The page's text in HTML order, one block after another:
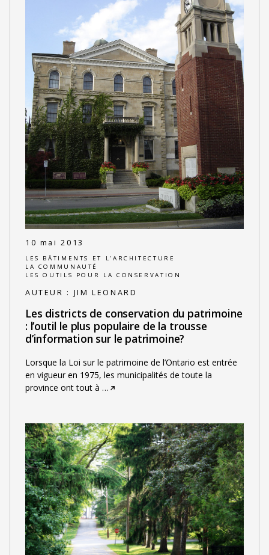
10 mai 2013
LES BÂTIMENTS ET L'ARCHITECTURE
LA COMMUNAUTÉ
LES OUTILS POUR LA CONSERVATION
AUTEUR : JIM LEONARD
Les districts de conservation du patrimoine
: l’outil le plus populaire de la trousse
d’information sur le patrimoine?
Lorsque la Loi sur le patrimoine de l’Ontario est entrée
en vigueur en 1975, les municipalités de toute la
province ont tout à …